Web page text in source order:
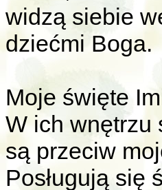
widzą siebie
dziećmi Boga.
Moje święte
W ich wnętrzu
są przeciw
Posługują się